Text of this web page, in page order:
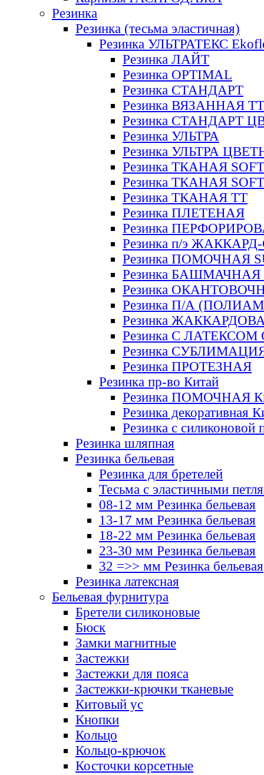
Резинка
Резинка (тесьма эластичная)
Резинка УЛЬТРАТЕКС
Резинка ЛАЙТ
Резинка OPTIMAL
Резинка СТАНДАРТ
Резинка ВЯЗАННАЯ ТТ
Резинка СТАНДАРТ
Резинка УЛЬТРА
Резинка УЛЬТРА
Резинка ТКАНАЯ SOFT
Резинка ТКАНАЯ
Резинка ТКАНАЯ ТТ
Резинка ПЛЕТЕНАЯ
Резинка
Резинка п/э
Резинка ПОМОЧНАЯ
Резинка БАШМАЧНАЯ
Резинка
Резинка П/А
Резинка
Резинка С ЛАТЕКСОМ
Резинка
Резинка ПРОТЕЗНАЯ
Резинка пр-во Китай
Резинка ПОМОЧНАЯ
Резинка декоративная
Резинка с силиконовой
Резинка шляпная
Резинка бельевая
Резинка для бретелей
Тесьма с эластичными
08-12 мм Резинка бельевая
13-17 мм Резинка бельевая
18-22 мм Резинка бельевая
23-30 мм Резинка бельевая
32 =>> мм Резинка бельевая
Резинка латексная
Бельевая фурнитура
Бретели силиконовые
Бюск
Замки магнитные
Застежки
Застежки для пояса
Застежки-крючки тканевые
Китовый ус
Кнопки
Кольцо
Кольцо-крючок
Косточки корсетные